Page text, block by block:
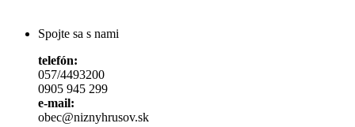
Spojte sa s nami
telefón:
057/4493200
0905 945 299
e-mail:
obec@niznyhrusov.sk